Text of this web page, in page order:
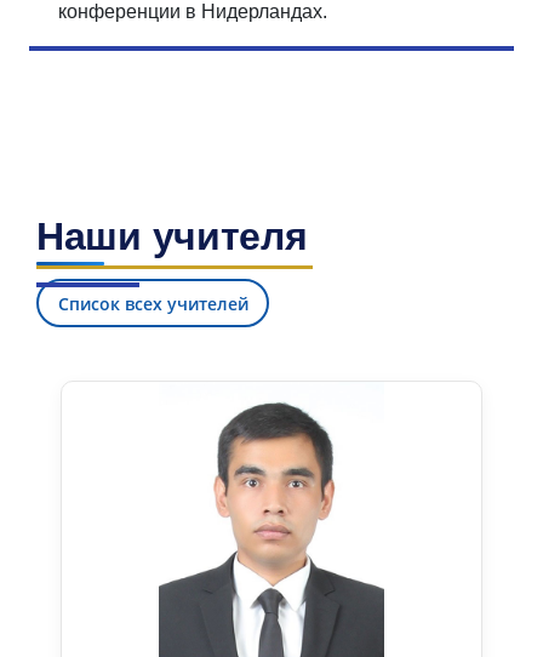
конференции в Нидерландах.
Наши учителя
Список всех учителей